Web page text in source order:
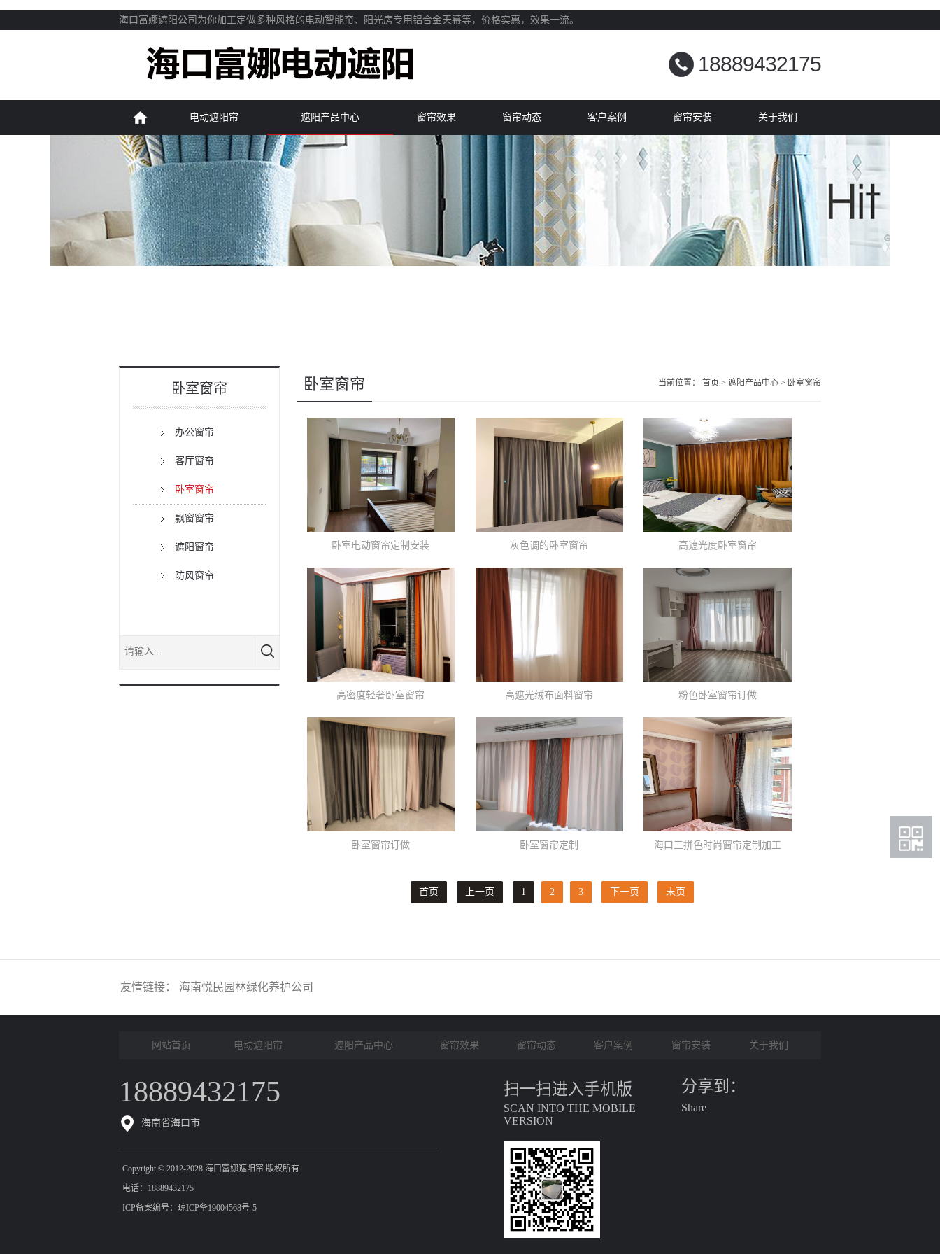
海口富娜遮阳公司为你加工定做多种风格的电动智能帘、阳光房专用铝合金天幕等，价格实惠，效果一流。
18889432175
电动遮阳帘 遮阳产品中心 窗帘效果 窗帘动态 客户案例 窗帘安装 关于我们
卧室窗帘
办公窗帘
客厅窗帘
卧室窗帘
飘窗窗帘
遮阳窗帘
防风窗帘
卧室窗帘 当前位置： 首页 > 遮阳产品中心 > 卧室窗帘
卧室电动窗帘定制安装 灰色调的卧室窗帘 高遮光度卧室窗帘
高密度轻奢卧室窗帘 高遮光绒布面料窗帘 粉色卧室窗帘订做
卧室窗帘订做 卧室窗帘定制 海口三拼色时尚窗帘定制加工
首页 上一页 1 2 3 下一页 末页
友情链接： 海南悦民园林绿化养护公司
网站首页 电动遮阳帘 遮阳产品中心 窗帘效果 窗帘动态 客户案例 窗帘安装 关于我们
18889432175
海南省海口市
Copyright © 2012-2028 海口富娜遮阳帘 版权所有
电话：18889432175
ICP备案编号： 琼ICP备19004568号-5
扫一扫进入手机版
SCAN INTO THE MOBILE
VERSION
分享到：
Share